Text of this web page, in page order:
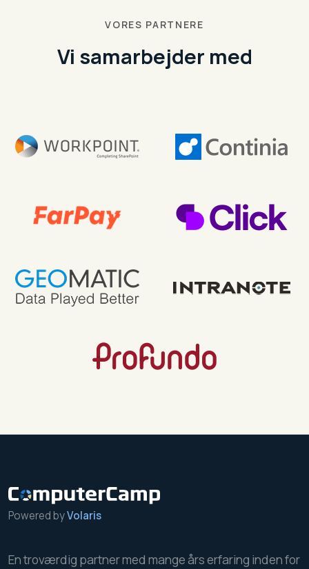
VORES PARTNERE
Vi samarbejder med
Powered byVolaris
En troværdig partner med mange års erfaring inden for